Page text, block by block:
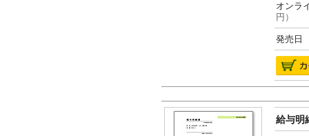
オン
円）
発売日
給与明